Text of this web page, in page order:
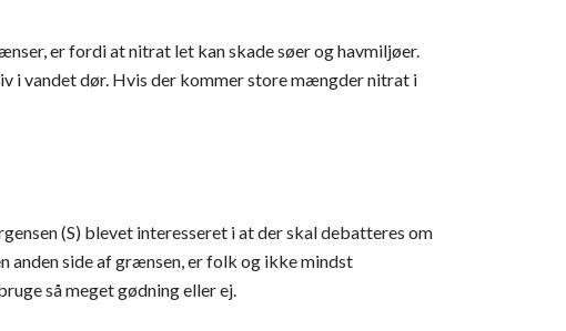
er fordi at nitrat let kan skade søer og havmiljøer.
i vandet dør. Hvis der kommer store mængder nitrat i
(S) blevet interesseret i at der skal debatteres om
anden side af grænsen, er folk og ikke mindst
så meget gødning eller ej.